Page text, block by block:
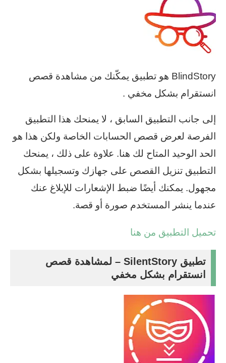
BlindStory هو تطبيق يمكّنك من مشاهدة قصص
انستقرام بشكل مخفي .
إلى جانب التطبيق السابق ، لا يمنحك هذا التطبيق
الفرصة لعرض قصص الحسابات الخاصة ولكن هذا هو
الحد الوحيد المتاح لك هنا. علاوة على ذلك ، يمنحك
التطبيق تنزيل القصص على جهازك وتسجيلها بشكل
مجهول. يمكنك أيضًا ضبط الإشعارات للإبلاغ عنك
عندما ينشر المستخدم صورة أو قصة.
تحميل التطبيق من هنا
تطبيق SilentStory – لمشاهدة قصص
انستقرام بشكل مخفي